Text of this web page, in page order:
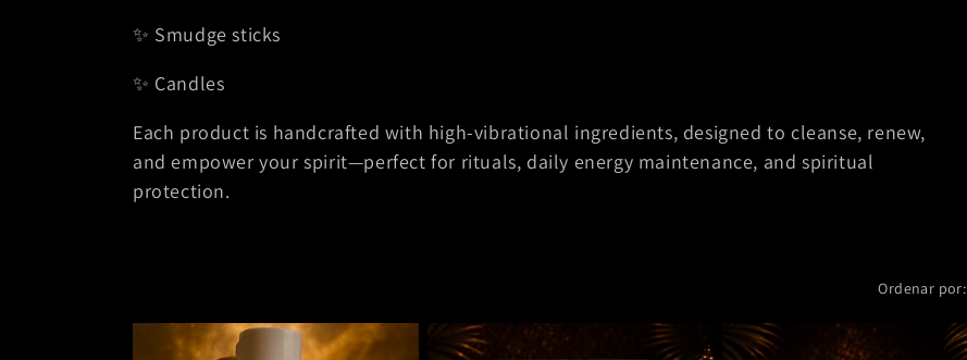
✨️ Smudge sticks
✨️ Candles
Each product is handcrafted with high-vibrational ingredients, designed to cleanse, renew,
and empower your spirit—perfect for rituals, daily energy maintenance, and spiritual
protection.
Ordenar por: